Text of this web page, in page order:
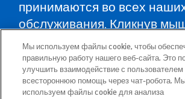
принимаются во всех
обслуживания. Кликнув
карте, Вы найдёте пункты
обслуживания во всех
указания, как туда доехать.
Мы используем файлы cookie, чтобы
правильную работу нашего веб-сайта. Это
улучшить взаимодействие с пользователем
всестороннюю помощь через чат-робота.
используем файлы cookie для анализа